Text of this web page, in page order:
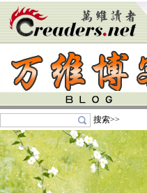
搜索>>